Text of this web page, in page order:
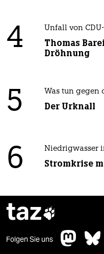
4 Unfall von
Thomas
Dröhnung
5 Was tun gegen
Der Urknall
6 Niedrigwasser
Stromkrise
taz
Folgen Sie uns